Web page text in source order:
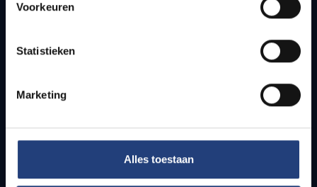
Voorkeuren
Statistieken
Marketing
Alles toestaan
Bereikbaarheid
Studenten